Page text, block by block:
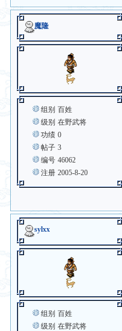
魔隆
组别 百姓
级别 在野武将
功绩 0
帖子 3
编号 46062
注册 2005-8-20
sylxx
组别 百姓
级别 在野武将